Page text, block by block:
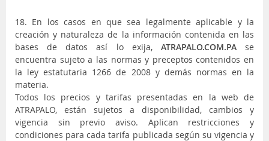
18. En los casos en que sea legalmente aplicable y la
creación y naturaleza de la información contenida en las
bases de datos así lo exija, ATRAPALO.COM.PAse
encuentra sujeto a las normas y preceptos contenidos en
la ley estatutaria 1266 de 2008 y demás normas en la
materia.
Todos los precios y tarifas presentadas en la web de
ATRAPALO, están sujetos a disponibilidad, cambios y
vigencia sin previo aviso. Aplican restricciones y
condiciones para cada tarifa publicada según su vigencia y